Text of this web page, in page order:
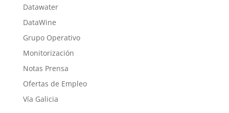
Datawater
DataWine
Grupo Operativo
Monitorización
Notas Prensa
Ofertas de Empleo
Vía Galicia